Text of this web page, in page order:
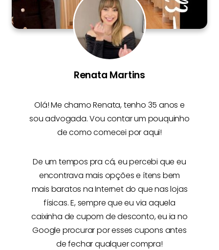
Renata Martins
Olá! Me chamoRenata, tenho 35 anos e
sou advogada. Vou contar um pouquinho
de como comecei por aqui!
De um tempos pra cá, eu percebi que eu
encontrava mais opções e ítens bem
mais baratos na Internetdo que nas lojas
físicas. E, sempre que eu via aquela
caixinha de cupom de desconto, eu ia no
Google procurar por esses cupons antes
de fechar qualquer compra!